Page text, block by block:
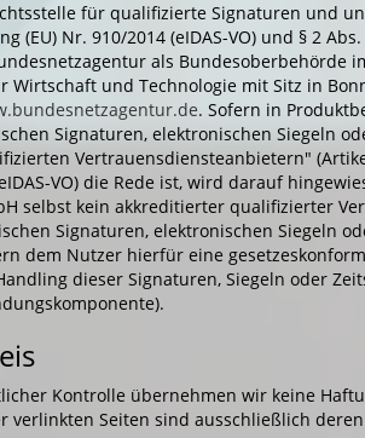
für qualifizierte Signaturen und
(EU) Nr. 910/2014 (eIDAS-VO) und § 2
als Bundesoberbehörde
und Technologie mit Sitz in
. Sofern in
Signaturen, elektronischen Siegeln
Vertrauensdiensteanbietern"
VO) die Rede ist, wird darauf
selbst kein akkreditierter qualifizierter
Signaturen, elektronischen Siegeln
dem Nutzer hierfür eine
dieser Signaturen, Siegeln oder
Kontrolle übernehmen wir keine
verlinkten Seiten sind ausschließlich